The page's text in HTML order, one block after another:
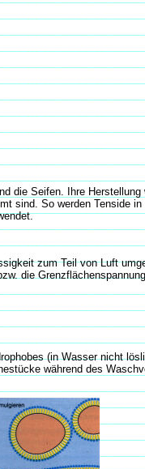
die Seifen. Ihre
sind. So werden Tenside
zum Teil von Luft
die
(in Wasser nicht
während des